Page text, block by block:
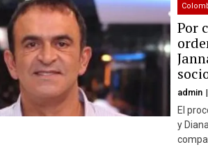
Por
admin
El
y